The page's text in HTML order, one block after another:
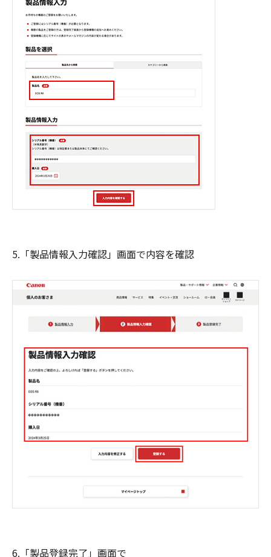
5.「製品情報入力確認」画面で内容を確認
6.「製品登録完了」画面で